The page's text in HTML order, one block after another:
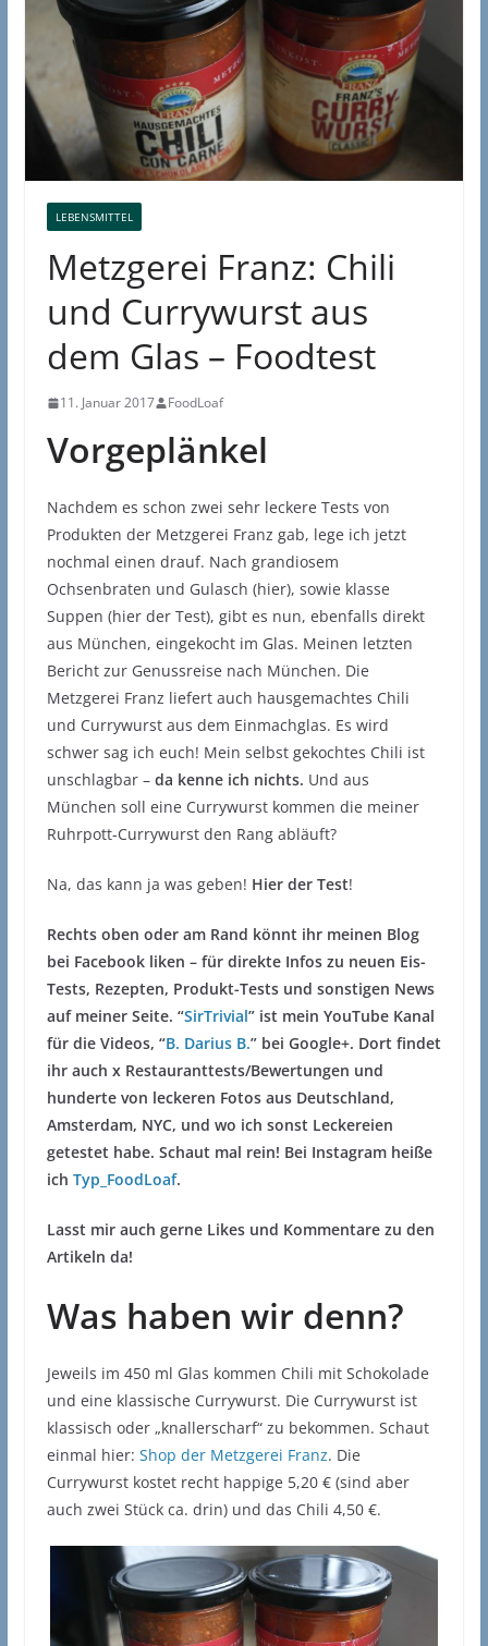
LEBENSMITTEL
Metzgerei Franz: Chili
und Currywurst aus
dem Glas – Foodtest
11. Januar 2017 FoodLoaf
Vorgeplänkel
Nachdem es schon zwei sehr leckere Tests von
Produkten der Metzgerei Franz gab, lege ich jetzt
nochmal einen drauf. Nach grandiosem
Ochsenbraten und Gulasch (hier), sowie klasse
Suppen (hier der Test), gibt es nun, ebenfalls direkt
aus München, eingekocht im Glas. Meinen letzten
Bericht zur Genussreise nach München. Die
Metzgerei Franz liefert auch hausgemachtes Chili
und Currywurst aus dem Einmachglas. Es wird
schwer sag ich euch! Mein selbst gekochtes Chili ist
unschlagbar – da kenne ich nichts. Und aus
München soll eine Currywurst kommen die meiner
Ruhrpott-Currywurst den Rang abläuft?
Na, das kann ja was geben! Hier der Test!
Rechts oben oder am Rand könnt ihr meinen Blog
bei Facebook liken – für direkte Infos zu neuen Eis-
Tests, Rezepten, Produkt-Tests und sonstigen News
auf meiner Seite. “SirTrivial” ist mein YouTube Kanal
für die Videos, “B. Darius B.” bei Google+. Dort findet
ihr auch x Restauranttests/Bewertungen und
hunderte von leckeren Fotos aus Deutschland,
Amsterdam, NYC, und wo ich sonst Leckereien
getestet habe. Schaut mal rein! Bei Instagram heiße
ich Typ_FoodLoaf.
Lasst mir auch gerne Likes und Kommentare zu den
Artikeln da!
Was haben wir denn?
Jeweils im 450 ml Glas kommen Chili mit Schokolade
und eine klassische Currywurst. Die Currywurst ist
klassisch oder „knallerscharf“ zu bekommen. Schaut
einmal hier: Shop der Metzgerei Franz. Die
Currywurst kostet recht happige 5,20 € (sind aber
auch zwei Stück ca. drin) und das Chili 4,50 €.